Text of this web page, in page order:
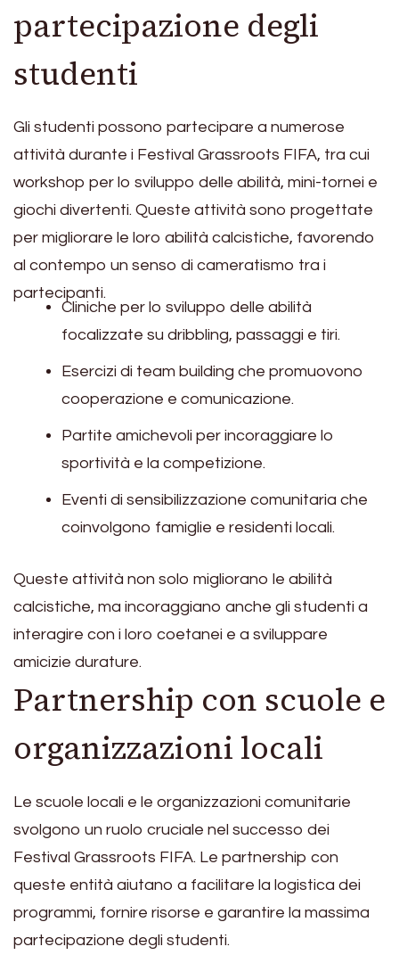
partecipazione degli
studenti
Gli studenti possono partecipare a numerose
attività durante i Festival Grassroots FIFA, tra cui
workshop per lo sviluppo delle abilità, mini-tornei e
giochi divertenti. Queste attività sono progettate
per migliorare le loro abilità calcistiche, favorendo
al contempo un senso di cameratismo tra i
partecipanti.
Cliniche per lo sviluppo delle abilità
focalizzate su dribbling, passaggi e tiri.
Esercizi di team building che promuovono
cooperazione e comunicazione.
Partite amichevoli per incoraggiare lo
sportività e la competizione.
Eventi di sensibilizzazione comunitaria che
coinvolgono famiglie e residenti locali.
Queste attività non solo migliorano le abilità
calcistiche, ma incoraggiano anche gli studenti a
interagire con i loro coetanei e a sviluppare
amicizie durature.
Partnership con scuole e
organizzazioni locali
Le scuole locali e le organizzazioni comunitarie
svolgono un ruolo cruciale nel successo dei
Festival Grassroots FIFA. Le partnership con
queste entità aiutano a facilitare la logistica dei
programmi, fornire risorse e garantire la massima
partecipazione degli studenti.